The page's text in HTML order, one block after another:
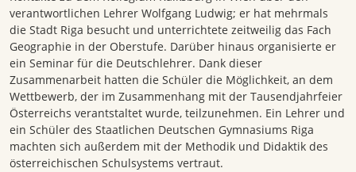
verantwortlichen Lehrer Wolfgang Ludwig; er hat mehrmals
die Stadt Riga besucht und unterrichtete zeitweilig das Fach
Geographie in der Oberstufe. Darüber hinaus organisierte er
ein Seminar für die Deutschlehrer. Dank dieser
Zusammenarbeit hatten die Schüler die Möglichkeit, an dem
Wettbewerb, der im Zusammenhang mit der Tausendjahrfeier
Österreichs verantstaltet wurde, teilzunehmen. Ein Lehrer und
ein Schüler des Staatlichen Deutschen Gymnasiums Riga
machten sich außerdem mit der Methodik und Didaktik des
österreichischen Schulsystems vertraut.